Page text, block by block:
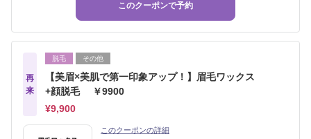
このクーポンで予約
再
来
脱毛 その他
【美眉×美肌で第一印象アップ！】眉毛ワックス
+顔脱毛 ￥9900
¥9,900
このクーポンの詳細